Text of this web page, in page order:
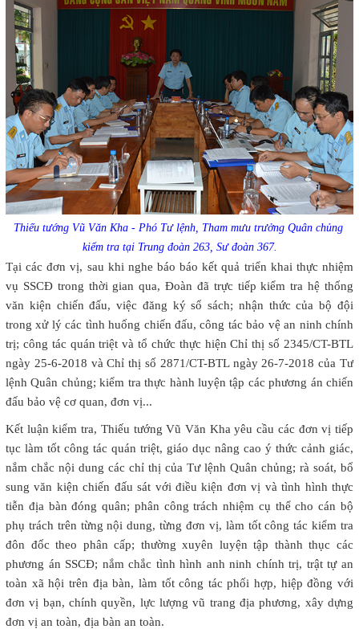
Thiếu tướng Vũ Văn Kha - Phó Tư lệnh, Tham mưu trưởng Quân chủng
kiểm tra tại Trung đoàn 263, Sư đoàn 367.
Tại các đơn vị, sau khi nghe báo báo kết quả triển khai thực nhiệm
vụ SSCĐ trong thời gian qua, Đoàn đã trực tiếp kiểm tra hệ thống
văn kiện chiến đấu, việc đăng ký sổ sách; nhận thức của bộ đội
trong xử lý các tình huống chiến đấu, công tác bảo vệ an ninh chính
trị; công tác quán triệt và tổ chức thực hiện Chỉ thị số 2345/CT-BTL
ngày 25-6-2018 và Chỉ thị số 2871/CT-BTL ngày 26-7-2018 của Tư
lệnh Quân chủng; kiểm tra thực hành luyện tập các phương án chiến
đấu bảo vệ cơ quan, đơn vị...
Kết luận kiểm tra, Thiếu tướng Vũ Văn Kha yêu cầu các đơn vị tiếp
tục làm tốt công tác quán triệt, giáo dục nâng cao ý thức cảnh giác,
nắm chắc nội dung các chỉ thị của Tư lệnh Quân chủng; rà soát, bổ
sung văn kiện chiến đấu sát với điều kiện đơn vị và tình hình thực
tiễn địa bàn đóng quân; phân công trách nhiệm cụ thể cho cán bộ
phụ trách trên từng nội dung, từng đơn vị, làm tốt công tác kiểm tra
đôn đốc theo phân cấp; thường xuyên luyện tập thành thục các
phương án SSCĐ; nắm chắc tình hình anh ninh chính trị, trật tự an
toàn xã hội trên địa bàn, làm tốt công tác phối hợp, hiệp đồng với
đơn vị bạn, chính quyền, lực lượng vũ trang địa phương, xây dựng
đơn vị an toàn, địa bàn an toàn.